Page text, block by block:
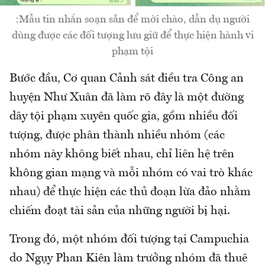
:Mẫu tin nhắn soạn sẵn để mời chào, dẫn dụ người
dùng được các đối tượng lưu giữ để thực hiện hành vi
phạm tội
Bước đầu, Cơ quan Cảnh sát điều tra Công an
huyện Như Xuân đã làm rõ đây là một đường
dây tội phạm xuyên quốc gia, gồm nhiều đối
tượng, được phân thành nhiều nhóm (các
nhóm này không biết nhau, chỉ liên hệ trên
không gian mạng và mỗi nhóm có vai trò khác
nhau) để thực hiện các thủ đoạn lừa đảo nhằm
chiếm đoạt tài sản của những người bị hại.
Trong đó, một nhóm đối tượng tại Campuchia
do Ngụy Phan Kiên làm trưởng nhóm đã thuê